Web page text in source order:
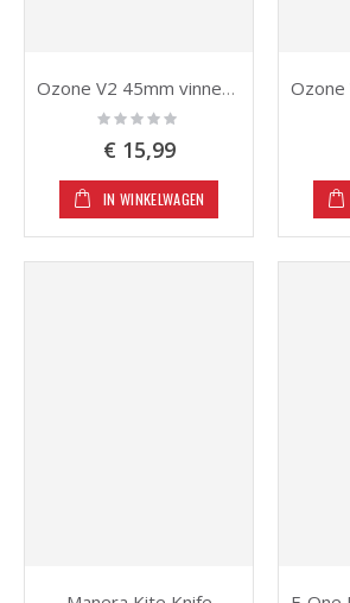
Ozone V2 45mm vinnen - 1 stuk
Rating:
0%
€ 15,99
IN WINKELWAGEN